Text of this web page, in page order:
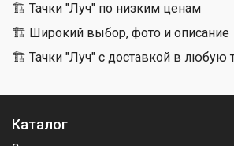
🏗 Тачки "Луч" по низким ценам
🏗 Широкий выбор, фото и описание
🏗 Тачки "Луч" с доставкой в любую
Каталог